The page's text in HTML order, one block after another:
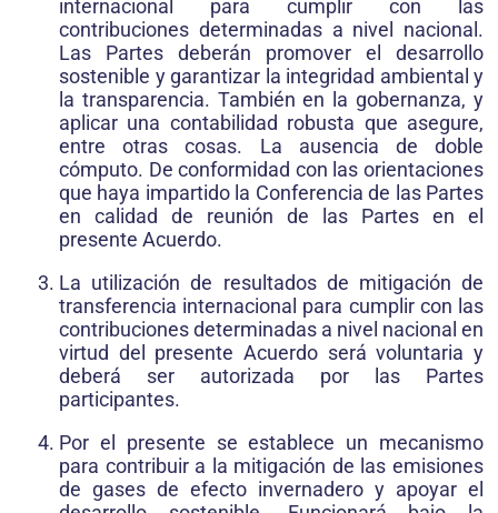
internacional para cumplir con las
contribuciones determinadas a nivel nacional.
Las Partes deberán promover el desarrollo
sostenible y garantizar la integridad ambiental y
la transparencia. También en la gobernanza, y
aplicar una contabilidad robusta que asegure,
entre otras cosas. La ausencia de doble
cómputo. De conformidad con las orientaciones
que haya impartido la Conferencia de las Partes
en calidad de reunión de las Partes en el
presente Acuerdo.
La utilización de resultados de mitigación de
transferencia internacional para cumplir con las
contribuciones determinadas a nivel nacional en
virtud del presente Acuerdo será voluntaria y
deberá ser autorizada por las Partes
participantes.
Por el presente se establece un mecanismo
para contribuir a la mitigación de las emisiones
de gases de efecto invernadero y apoyar el